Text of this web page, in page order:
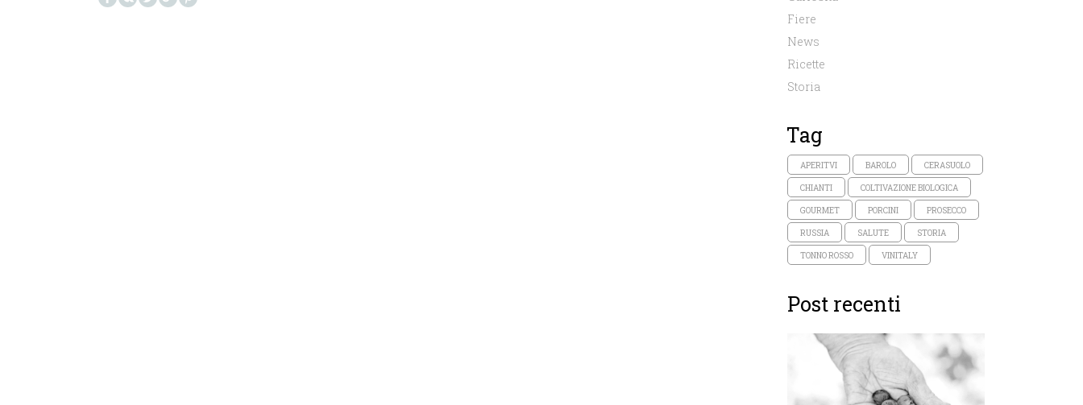
Fiere
News
Ricette
Storia
Tag
APERITVI BAROLO CERASUOLO
CHIANTI COLTIVAZIONE BIOLOGICA
GOURMET PORCINI PROSECCO
RUSSIA SALUTE STORIA
TONNO ROSSO VINITALY
Post recenti